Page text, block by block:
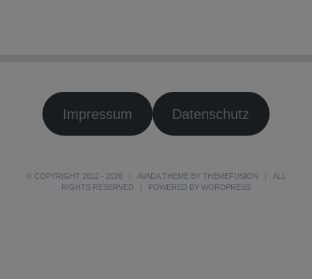
Impressum Datenschutz
© COPYRIGHT 2012 - 2026 | AVADA THEME BY THEMEFUSION | ALL
RIGHTS RESERVED | POWERED BY WORDPRESS